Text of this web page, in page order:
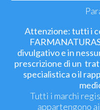
Attenzione: tutti i
divulgativo e in
prescrizione di un
specialistica o il
Tutti i marchi
appartengono